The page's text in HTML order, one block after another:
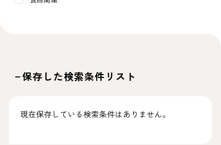
保存した検索条件リスト
現在保存している検索条件はありません。